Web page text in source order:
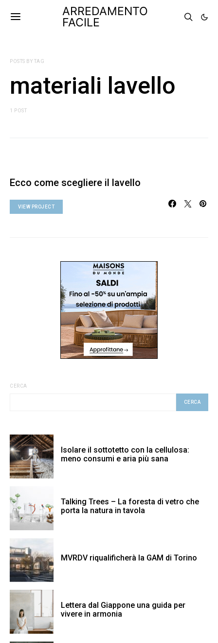
ARREDAMENTO
FACILE
POSTS BY TAG
materiali lavello
1 POST
Ecco come scegliere il lavello
VIEW PROJECT
CERCA
CERCA
Isolare il sottotetto con la cellulosa:
meno consumi e aria più sana
Talking Trees – La foresta di vetro che
porta la natura in tavola
MVRDV riqualificherà la GAM di Torino
Lettera dal Giappone una guida per
vivere in armonia